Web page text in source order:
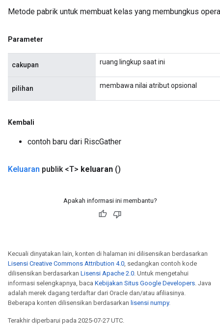
Metode pabrik untuk membuat kelas yang membungkus
Parameter
cakupan ruang lingkup saat ini
pilihan membawa nilai atribut opsional
Kembali
contoh baru dari RiscGather
Keluaran publik <T> keluaran ()
Apakah informasi ini membantu?
Kecuali dinyatakan lain, konten di halaman ini dilisensikan berdasarkan
Lisensi Creative Commons Attribution 4.0, sedangkan contoh kode
dilisensikan berdasarkan Lisensi Apache 2.0. Untuk mengetahui
informasi selengkapnya, baca Kebijakan Situs Google Developers. Java
adalah merek dagang terdaftar dari Oracle dan/atau afiliasinya.
Beberapa konten dilisensikan berdasarkan lisensi numpy.
Terakhir diperbarui pada 2025-07-27 UTC.